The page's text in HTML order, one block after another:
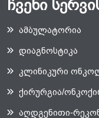
ჩვენი
ამბულატორია
დიაგნოსტიკა
კლინიკური
ქირურგია/
აღდგენითი-